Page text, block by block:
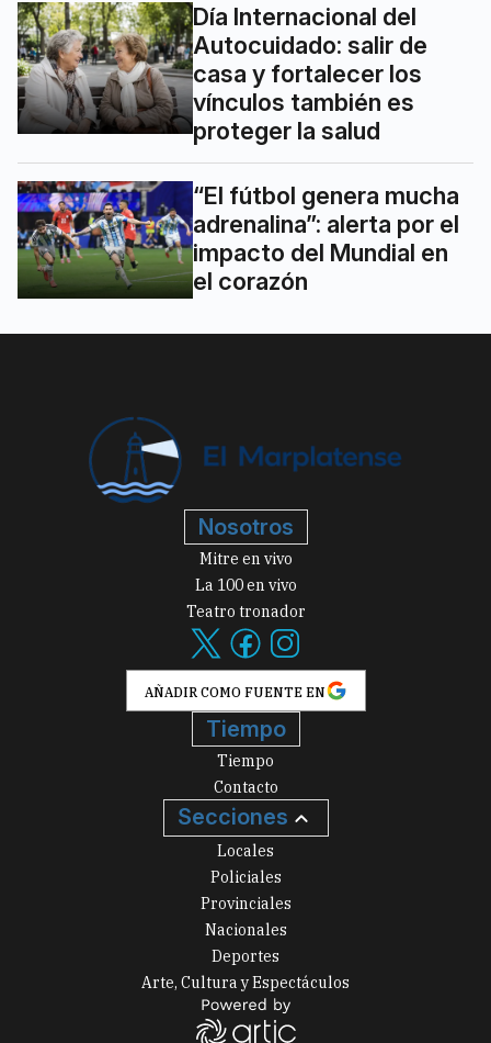
Día Internacional del
Autocuidado: salir de
casa y fortalecer los
vínculos también es
proteger la salud
“El fútbol genera mucha
adrenalina”: alerta por el
impacto del Mundial en
el corazón
Nosotros
Mitre en vivo
La 100 en vivo
Teatro tronador
AÑADIR COMO FUENTE EN
Tiempo
Tiempo
Contacto
Secciones
Locales
Policiales
Provinciales
Nacionales
Deportes
Arte, Cultura y Espectáculos